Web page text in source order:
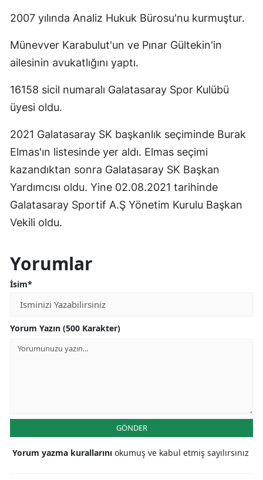
2007 yılında Analiz Hukuk Bürosu'nu kurmuştur.
Münevver Karabulut'un ve Pınar Gültekin'in
ailesinin avukatlığını yaptı.
16158 sicil numaralı Galatasaray Spor Kulübü
üyesi oldu.
2021 Galatasaray SK başkanlık seçiminde Burak
Elmas'ın listesinde yer aldı. Elmas seçimi
kazandıktan sonra Galatasaray SK Başkan
Yardımcısı oldu. Yine 02.08.2021 tarihinde
Galatasaray Sportif A.Ş Yönetim Kurulu Başkan
Vekili oldu.
Yorumlar
İsim*
Yorum Yazın (500 Karakter)
GÖNDER
Yorum yazma kurallarını okumuş ve kabul etmiş sayılırsınız